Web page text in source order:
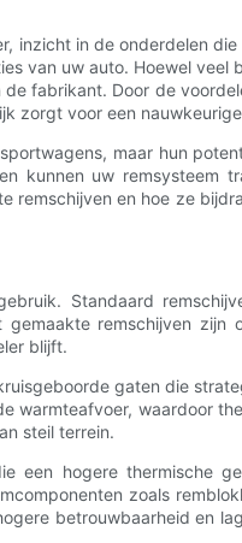
inzicht in de onderdelen
van uw auto. Hoewel veel
fabrikant. Door de
zorgt voor een
maar hun
kunnen uw remsysteem
en hoe ze
Standaard
remschijven zijn
blijft.
gaten die
warmteafvoer, waardoor
steil terrein.
een hogere thermische
zoals
betrouwbaarheid en